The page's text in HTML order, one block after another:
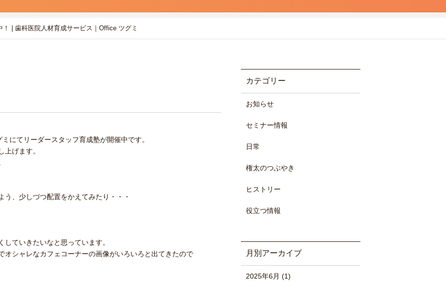
！ | 歯科医院人材育成サービス｜Office ツグミ
にてリーダースタッフ育成塾が開催中です。
げます。
、少しづつ配置をかえてみたり・・・
ていきたいなと思っています。
オシャレなカフェコーナーの画像がいろいろと出てきたので
カテゴリー
お知らせ
セミナー情報
日常
権太のつぶやき
ヒストリー
役立つ情報
月別アーカイブ
2025年6月 (1)